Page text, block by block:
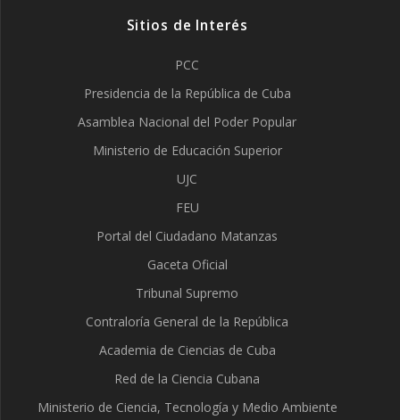
Sitios de Interés
PCC
Presidencia de la República de Cuba
Asamblea Nacional del Poder Popular
Ministerio de Educación Superior
UJC
FEU
Portal del Ciudadano Matanzas
Gaceta Oficial
Tribunal Supremo
Contraloría General de la República
Academia de Ciencias de Cuba
Red de la Ciencia Cubana
Ministerio de Ciencia, Tecnología y Medio Ambiente